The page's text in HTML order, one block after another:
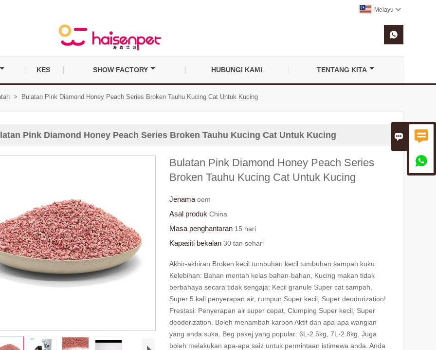
 

Melayu 

KES SHOW FACTORY HUBUNGI KAMI TENTANG KITA
> Bulatan Pink Diamond Honey Peach Series Broken Tauhu Kucing Cat Untuk Kucing
Pink Diamond Honey Peach Series Broken Tauhu Kucing Cat Untuk Kucing
Bulatan Pink Diamond Honey Peach Series
Broken Tauhu Kucing Cat Untuk Kucing
Jenama oem
Asal produk China
Masa penghantaran 15 hari
Kapasiti bekalan 30 tan sehari
Akhir-akhiran Broken kecil tumbuhan kecil tumbuhan sampah kuku
Kelebihan: Bahan mentah kelas bahan-bahan, Kucing makan tidak
berbahaya secara tidak sengaja; Kecil granule Super cat sampah,
Super 5 kali penyerapan air, rumpun Super kecil, Super deodorization!
Prestasi: Penyerapan air super cepat, Clumping Super kecil, Super
deodorization. Boleh menambah karbon Aktif dan apa-apa wangian
yang anda suka. Beg pakej yang popular: 6L-2.5kg, 7L-2.8kg. Juga
boleh melakukan apa-apa saiz untuk permintaan istimewa anda. Anda